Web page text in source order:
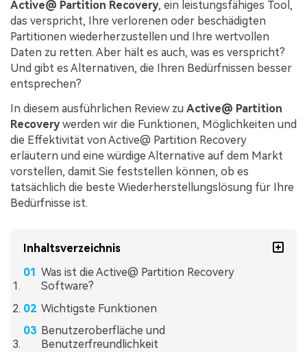
Active@ Partition Recovery, ein leistungsfähiges Tool,
das verspricht, Ihre verlorenen oder beschädigten
Partitionen wiederherzustellen und Ihre wertvollen
Daten zu retten. Aber hält es auch, was es verspricht?
Und gibt es Alternativen, die Ihren Bedürfnissen besser
entsprechen?
In diesem ausführlichen Review zu Active@ Partition
Recoverywerden wir die Funktionen, Möglichkeiten und
die Effektivität von Active@ Partition Recovery
erläutern und eine würdige Alternative auf dem Markt
vorstellen, damit Sie feststellen können, ob es
tatsächlich die beste Wiederherstellungslösung für Ihre
Bedürfnisse ist.
Inhaltsverzeichnis
Was ist die Active@ Partition Recovery
Software?
Wichtigste Funktionen
Benutzeroberfläche und
Benutzerfreundlichkeit